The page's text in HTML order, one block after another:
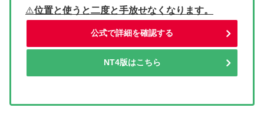
⚠️位置と使うと二度と手放せなくなります。
公式で詳細を確認する
NT4版はこちら